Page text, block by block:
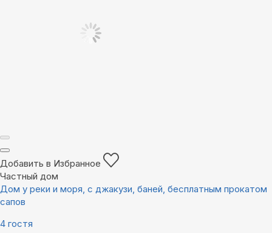
Добавить в Избранное
Частный дом
Дом у реки и моря, с джакузи, баней, бесплатным прокатом
сапов
4 гостя